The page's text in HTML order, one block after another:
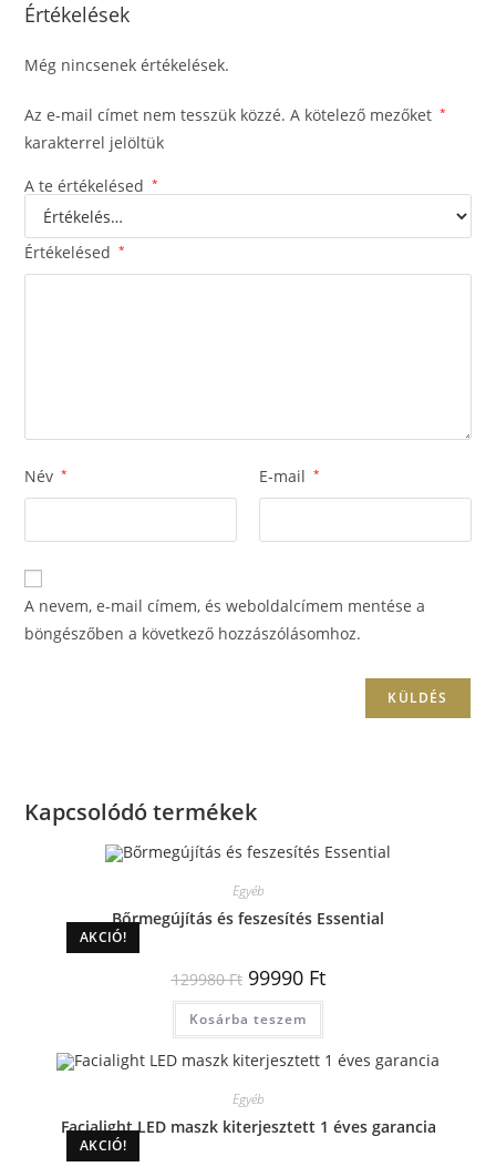
Értékelések
Még nincsenek értékelések.
Az e-mail címet nem tesszük közzé. A kötelező mezőket *
karakterrel jelöltük
A te értékelésed *
Értékelésed *
Név * E-mail *
A nevem, e-mail címem, és weboldalcímem mentése a
böngészőben a következő hozzászólásomhoz.
Kapcsolódó termékek
AKCIÓ!
Egyéb
Bőrmegújítás és feszesítés Essential
129980Ft 99990 Ft
Kosárba teszem
AKCIÓ!
Egyéb
Facialight LED maszk kiterjesztett 1 éves garancia